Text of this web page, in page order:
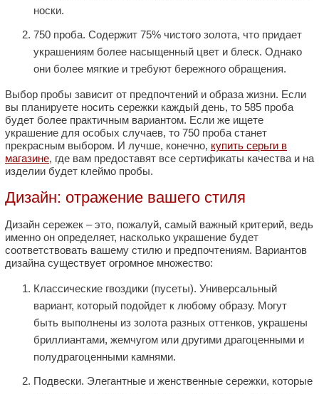
носки.
750 проба. Содержит 75% чистого золота, что придает
украшениям более насыщенный цвет и блеск. Однако
они более мягкие и требуют бережного обращения.
Выбор пробы зависит от предпочтений и образа жизни. Если
вы планируете носить сережки каждый день, то 585 проба
будет более практичным вариантом. Если же ищете
украшение для особых случаев, то 750 проба станет
прекрасным выбором. И лучше, конечно, купить серьги в
магазине, где вам предоставят все сертификаты качества и на
изделии будет клеймо пробы.
Дизайн: отражение вашего стиля
Дизайн сережек – это, пожалуй, самый важный критерий, ведь
именно он определяет, насколько украшение будет
соответствовать вашему стилю и предпочтениям. Вариантов
дизайна существует огромное множество:
Классические гвоздики (пусеты). Универсальный
вариант, который подойдет к любому образу. Могут
быть выполнены из золота разных оттенков, украшены
бриллиантами, жемчугом или другими драгоценными и
полудрагоценными камнями.
Подвески. Элегантные и женственные сережки, которые